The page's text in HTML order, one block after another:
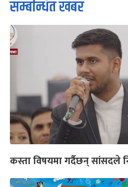
सम्बन्धित खबर
कस्ता विषयमा गर्दैछन् सांसदले